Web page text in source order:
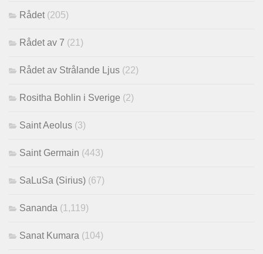
Rådet (205)
Rådet av 7 (21)
Rådet av Strålande Ljus (22)
Rositha Bohlin i Sverige (2)
Saint Aeolus (3)
Saint Germain (443)
SaLuSa (Sirius) (67)
Sananda (1,119)
Sanat Kumara (104)